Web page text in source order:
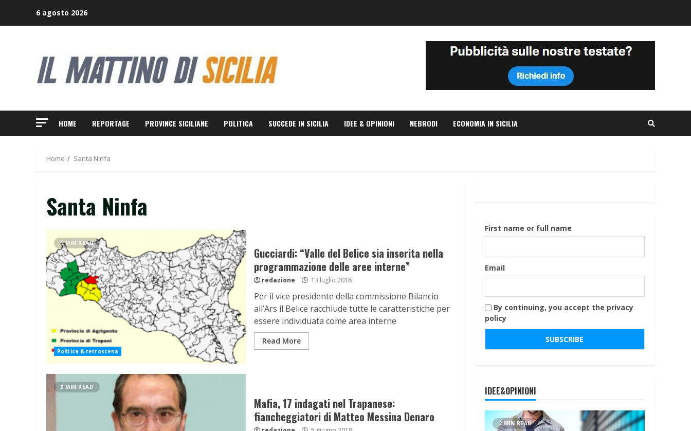
6 agosto 2026
HOME REPORTAGE PROVINCE SICILIANE POLITICA SUCCEDE IN SICILIA IDEE & OPINIONI NEBRODI ECONOMIA IN SICILIA
Home Santa Ninfa
Santa Ninfa
1 MIN READ
Politica & retroscena
Gucciardi: “Valle del Belice sia inserita nella
programmazione delle aree interne”
redazione 13 luglio 2018
Per il vice presidente della commissione Bilancio
all’Ars il Belice racchiude tutte le caratteristiche per
essere individuata come area interne
Read More
2 MIN READ
Mafia, 17 indagati nel Trapanese:
fiancheggiatori di Matteo Messina Denaro
First name or full name
Email
By continuing, you accept the privacy
policy
IDEE&OPINIONI
2 MIN READ